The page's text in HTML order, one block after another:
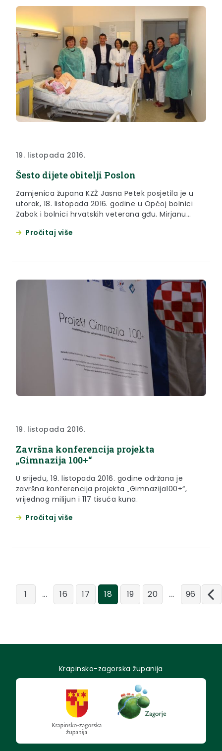
19. listopada 2016.
Šesto dijete obitelji Poslon
Zamjenica župana KZŽ Jasna Petek posjetila je u
utorak, 18. listopada 2016. godine u Općoj bolnici
Zabok i bolnici hrvatskih veterana gđu. Mirjanu
puta.Pročitaj više
19. listopada 2016.
Završna konferencija projekta
„Gimnazija 100+“
U srijedu, 19. listopada 2016. godine održana je
završna konferencija projekta „Gimnazija100+“,
vrijednog milijun i 117 tisuća kuna.
Pročitaj više
1 ... 16 17 18 19 20 ... 96
Krapinsko-zagorska županija